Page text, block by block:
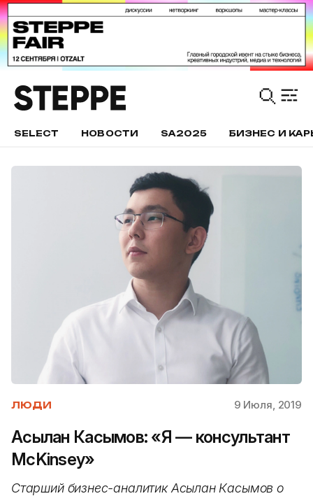
SELECT НОВОСТИ SA2025 БИЗНЕС И
ЛЮДИ 9 Июля, 2019
Асылан Касымов: «Я — консультант
McKinsey»
Старший бизнес-аналитик Асылан Касымов о